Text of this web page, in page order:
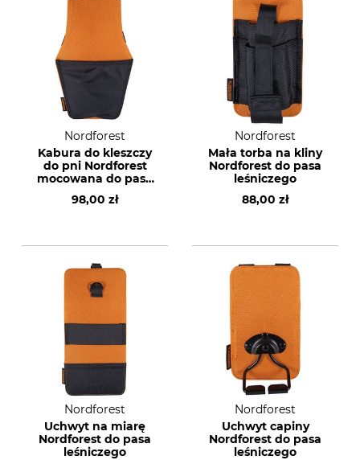
Nordforest
Kabura do kleszczy
do pni Nordforest
mocowana do pasa
leśniczego
98,00 zł
Nordforest
Mała torba na kliny
Nordforest do pasa
leśniczego
88,00 zł
Nordforest
Uchwyt na miarę
Nordforest do pasa
leśniczego
Nordforest
Uchwyt capiny
Nordforest do pasa
leśniczego